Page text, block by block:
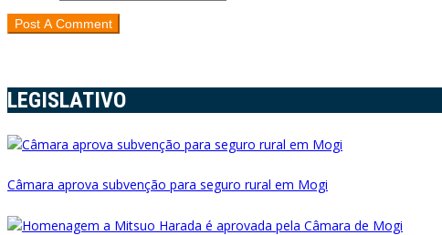
LEGISLATIVO
Câmara aprova subvenção para seguro rural em Mogi